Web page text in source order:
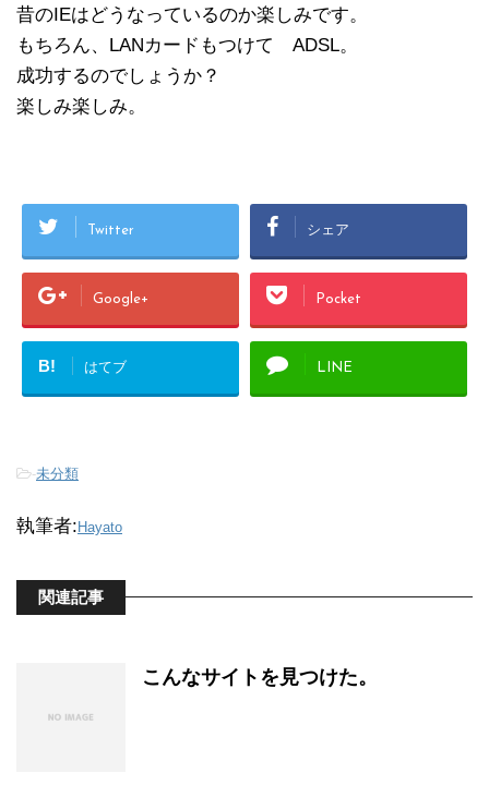
昔のIEはどうなっているのか楽しみです。
もちろん、LANカードもつけて ADSL。
成功するのでしょうか？
楽しみ楽しみ。
Twitter シェア
Google+ Pocket
B! はてブ LINE
-未分類
執筆者: Hayato
関連記事
こんなサイトを見つけた。